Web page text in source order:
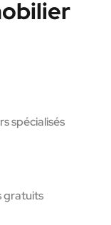
spécialisés
gratuits